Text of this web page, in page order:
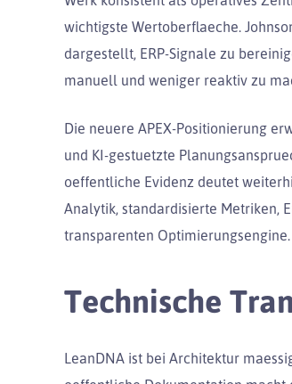
wichtigste Wertoberflaeche.
dargestellt, ERP-Signale zu
manuell und weniger reaktiv zu
Die neuere APEX-Positionierung
und KI-gestuetzte
oeffentliche Evidenz deutet
Analytik, standardisierte Metriken,
transparenten
Technische
LeanDNA ist bei Architektur